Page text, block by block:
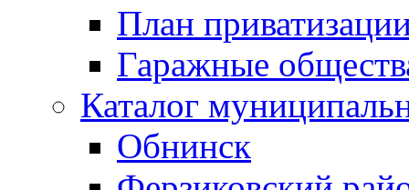
План
Гаражные
Каталог
Обнинск